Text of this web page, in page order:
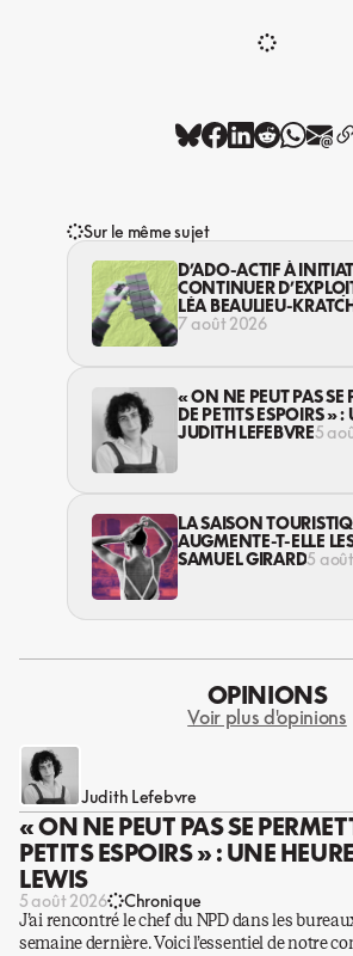
Sur le même sujet
D’ADO-ACTIF À
CONTINUER
JEUNES… DANS LA
LÉA BEAULIEU-
7 août 2026
« ON NE PEUT PAS SE
DE PETITS ESPOIRS » :
AVEC AVI LEWIS
JUDITH LEFEBVRE5
LA SAISON
AUGMENTE-T-ELLE
VIOLENCES CONTRE
SAMUEL GIRARD5
OPINIONS
Voir plus d'opinions
Judith Lefebvre
« ON NE PEUT PAS SE
PETITS ESPOIRS » : UNE
LEWIS
5 août 2026 Chronique
J’ai rencontré le chef du NPD dans les
semaine dernière. Voici l’essentiel de notre